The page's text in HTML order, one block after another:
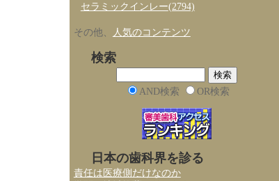
セラミックインレー(2794)
その他、 人気のコンテンツ
検索
AND検索 OR検索
日本の歯科界を診る
責任は医療側だけなのか